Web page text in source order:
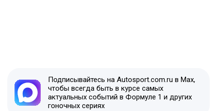
Подписывайтесь на Autosport.com.ru в Max,
чтобы всегда быть в курсе самых
актуальных событий в Формуле 1 и других
гоночных сериях